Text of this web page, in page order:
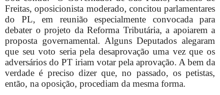
Freitas, oposicionista moderado, concitou parlamentares
do PL, em reunião especialmente convocada para
debater o projeto da Reforma Tributária, a apoiarem a
proposta governamental. Alguns Deputados alegaram
que seu voto seria pela desaprovação uma vez que os
adversários do PT iriam votar pela aprovação. A bem da
verdade é preciso dizer que, no passado, os petistas,
então, na oposição, procediam da mesma forma.